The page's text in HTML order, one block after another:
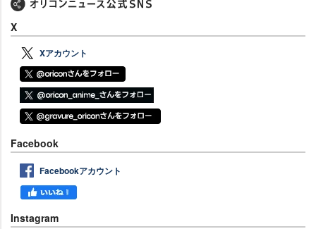
X
Xアカウント
Facebook
Facebookアカウント
Instagram